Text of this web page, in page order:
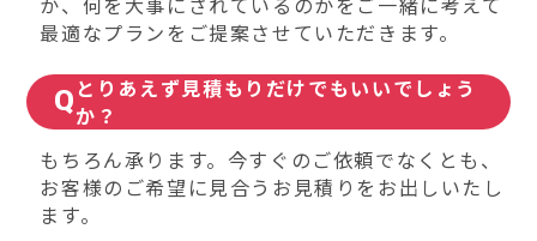
最適なプランをご提案させていただきます。
とりあえず見積もりだけでもいいでしょう
か？
もちろん承ります。今すぐのご依頼でなくとも、
お客様のご希望に見合うお見積りをお出しいたし
ます。